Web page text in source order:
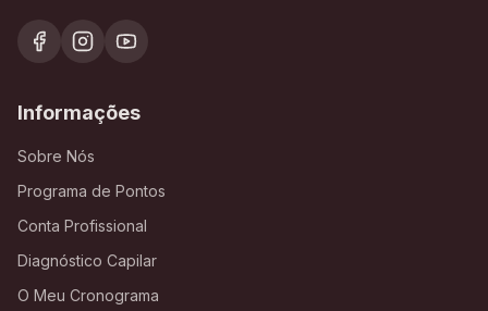
Informações
Sobre Nós
Programa de Pontos
Conta Profissional
Diagnóstico Capilar
O Meu Cronograma